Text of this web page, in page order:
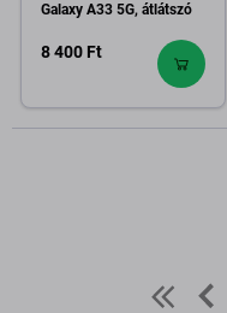
Galaxy A33 5G, átlátszó
8 400 Ft